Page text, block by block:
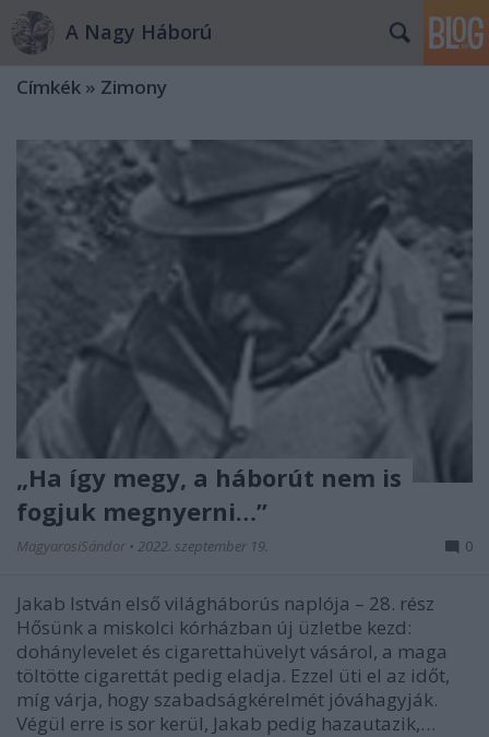
A Nagy Háború
Címkék » Zimony
„Ha így megy, a háborút nem is
fogjuk megnyerni…”
MagyarosiSándor • 2022. szeptember 19. 0
Jakab István első világháborús naplója – 28. rész
Hősünk a miskolci kórházban új üzletbe kezd:
dohánylevelet és cigarettahüvelyt vásárol, a maga
töltötte cigarettát pedig eladja. Ezzel üti el az időt,
míg várja, hogy szabadságkérelmét jóváhagyják.
Végül erre is sor kerül, Jakab pedig hazautazik,…